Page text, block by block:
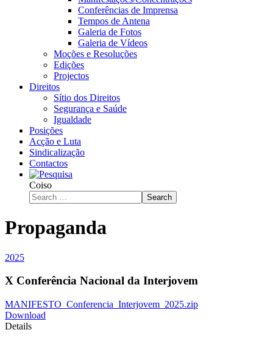
Conferências de Imprensa
Tempos de Antena
Galeria de Fotos
Galeria de Vídeos
Moções e Resoluções
Edições
Projectos
Direitos
Sítio dos Direitos
Segurança e Saúde
Igualdade
Posições
Acção e Luta
Sindicalização
Contactos
Coiso
Search
Propaganda
2025
X Conferência Nacional da Interjovem
MANIFESTO_Conferencia_Interjovem_2025.zip
Download
Details